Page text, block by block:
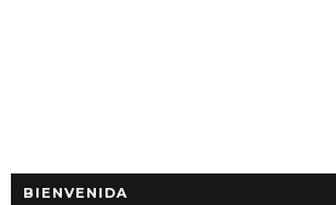
BIENVENIDA